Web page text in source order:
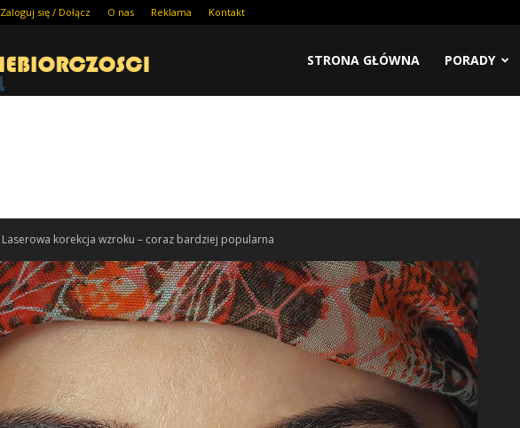
Zaloguj się / Dołącz O nas Reklama Kontakt
STRONA GŁÓWNA PORADY
Laserowa korekcja wzroku – coraz bardziej popularna